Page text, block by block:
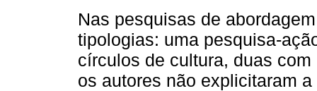
Nas pesquisas de
tipologias: uma pesquisa-
círculos de cultura, duas
os autores não explicitaram